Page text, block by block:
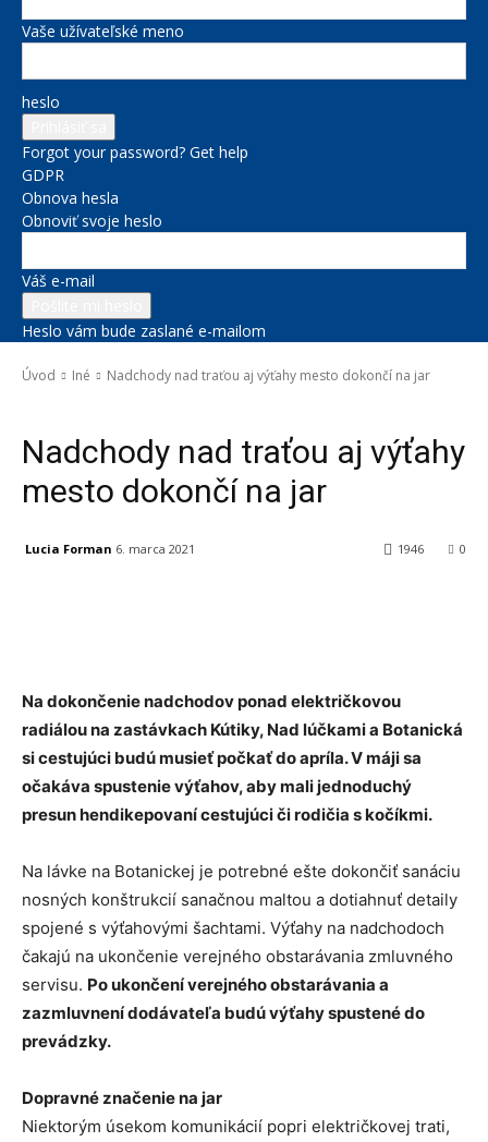
Vaše užívateľské meno
heslo
Forgot your password? Get help
GDPR
Obnova hesla
Obnoviť svoje heslo
Váš e-mail
Heslo vám bude zaslané e-mailom
Úvod Iné Nadchody nad traťou aj výťahy mesto dokončí na jar
Nadchody nad traťou aj výťahy
mesto dokončí na jar
Lucia Forman 6. marca 2021 0
1946
Na dokončenie nadchodov ponad električkovou
radiálou na zastávkach Kútiky, Nad lúčkami a Botanická
si cestujúci budú musieť počkať do apríla. V máji sa
očakáva spustenie výťahov, aby mali jednoduchý
presun hendikepovaní cestujúci či rodičia s kočíkmi.
Na lávke na Botanickej je potrebné ešte dokončiť sanáciu
nosných konštrukcií sanačnou maltou a dotiahnuť detaily
spojené s výťahovými šachtami. Výťahy na nadchodoch
čakajú na ukončenie verejného obstarávania zmluvného
servisu. Po ukončení verejného obstarávania a
zazmluvnení dodávateľa budú výťahy spustené do
prevádzky.
Dopravné značenie na jar
Niektorým úsekom komunikácií popri električkovej trati,